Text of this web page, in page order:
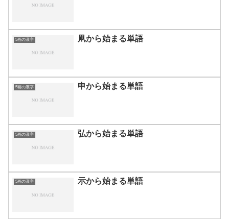
5画の漢字 凧から始まる単語
5画の漢字 申から始まる単語
5画の漢字 弘から始まる単語
5画の漢字 示から始まる単語